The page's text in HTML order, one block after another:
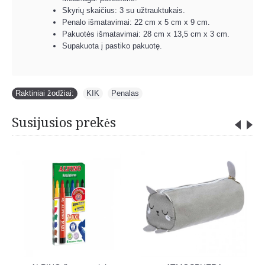
Skyrių skaičius: 3 su užtrauktukais.
Penalo išmatavimai: 22 cm x 5 cm x 9 cm.
Pakuotės išmatavimai: 28 cm x 13,5 cm x 3 cm.
Supakuota į pastiko pakuotę.
Raktiniai žodžiai: KIK Penalas
Susijusios prekės